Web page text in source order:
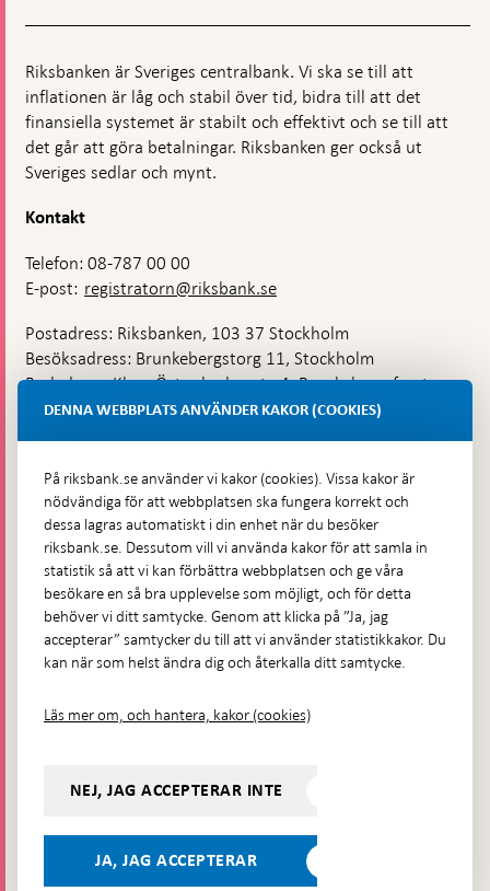
Riksbanken är Sveriges centralbank. Vi ska se till att
inflationen är låg och stabil över tid, bidra till att det
finansiella systemet är stabilt och effektivt och se till att
det går att göra betalningar. Riksbanken ger också ut
Sveriges sedlar och mynt.
Kontakt
Telefon: 08-787 00 00
E-post: registratorn@riksbank.se
Postadress: Riksbanken, 103 37 Stockholm
Besöksadress: Brunkebergstorg 11, Stockholm
Budadress: Klara Östra kyrkogata 4, Brunkebergsfaret,
Lastplats 6
Hitta direkt
Frågor och svar-
Öppnas
i
ny
flik
Till Riksbankens webbarkiv-
Öppnas
i
ny
Presskontakt
Integritetspolicy
Följ oss på sociala medier
YouTubeDela på:
Facebook
Dela på:
Instagram
Dela
på:
Bluesky
DENNA WEBBPLATS ANVÄNDER KAKOR (COOKIES)
På riksbank.se använder vi kakor (cookies). Vissa kakor är
nödvändiga för att webbplatsen ska fungera korrekt och
dessa lagras automatiskt i din enhet när du besöker
riksbank.se. Dessutom vill vi använda kakor för att samla in
statistik så att vi kan förbättra webbplatsen och ge våra
besökare en så bra upplevelse som möjligt, och för detta
behöver vi ditt samtycke. Genom att klicka på ”Ja, jag
accepterar” samtycker du till att vi använder statistikkakor. Du
kan när som helst ändra dig och återkalla ditt samtycke.
Läs mer om, och hantera, kakor (cookies)
NEJ, JAG ACCEPTERAR INTE
JA, JAG ACCEPTERAR